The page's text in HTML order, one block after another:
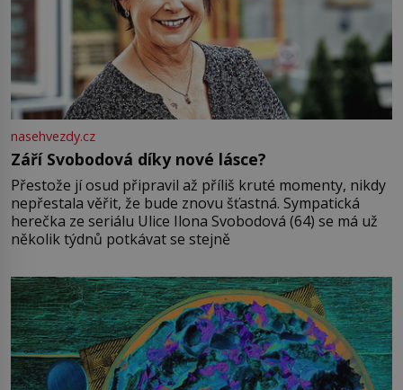
nasehvezdy.cz
Září Svobodová díky nové lásce?
Přestože jí osud připravil až příliš kruté momenty, nikdy
nepřestala věřit, že bude znovu šťastná. Sympatická
herečka ze seriálu Ulice Ilona Svobodová (64) se má už
několik týdnů potkávat se stejně